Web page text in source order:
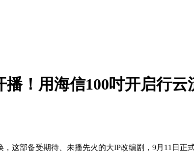
！用海信100吋开启行云
这部备受期待、未播先火的大IP改编剧，9月11日